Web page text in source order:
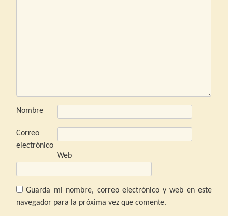
Nombre
Correo
electrónico
Web
Guarda mi nombre, correo electrónico y web en este
navegador para la próxima vez que comente.